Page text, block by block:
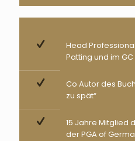
Head
Patting und im
Co Autor des
zu spät“
15 Jahre Mitglied
der PGA of